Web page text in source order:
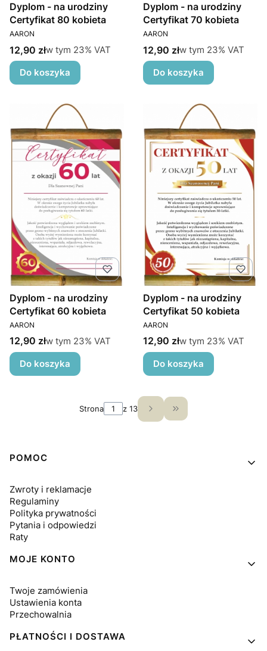
Dyplom - na urodziny
Certyfikat 80 kobieta
PRODUCENT
AARON
Cena brutto
12,90 złw tym %s VAT
w tym 23% VAT
Do koszyka
Dyplom - na urodziny
Certyfikat 70 kobieta
PRODUCENT
AARON
Cena brutto
12,90 złw tym %s VAT
w tym 23% VAT
Do koszyka
Dyplom - na urodziny
Certyfikat 60 kobieta
PRODUCENT
AARON
Cena brutto
12,90 złw tym %s VAT
w tym 23% VAT
Do koszyka
Dyplom - na urodziny
Certyfikat 50 kobieta
PRODUCENT
AARON
Cena brutto
12,90 złw tym %s VAT
w tym 23% VAT
Do koszyka
Strona z 13 Przejdź do ostatniej
Linki w stopce
POMOC
Zwroty i reklamacje
Regulaminy
Polityka prywatności
Pytania i odpowiedzi
Raty
MOJE KONTO
Twoje zamówienia
Ustawienia konta
Przechowalnia
PŁATNOŚCI I DOSTAWA